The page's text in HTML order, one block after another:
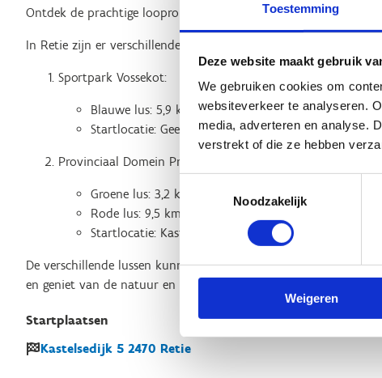
Toestemming
Deze website maakt gebruik
We gebruiken cookies om
websiteverkeer te analyseren.
media, adverteren en analyse.
verstrekt of die ze hebben
Noodzakelijk
Weigeren
Ontdek de prachtige looproutes in Retie!
In Retie zijn er verschillende mooie looproutes die je kunt
Sportpark Vossekot:
Blauwe lus: 5,9 km
Startlocatie: Geenend 9, 2470 Retie
Provinciaal Domein Prinsenpark:
Groene lus: 3,2 km
Rode lus: 9,5 km
Startlocatie: Kastelsedijk 5, 2470 Retie
De verschillende lussen kunnen gecombineerd worden en lopen
en geniet van de natuur en de buitenlucht!
Startplaatsen
Kastelsedijk 5 2470 Retie